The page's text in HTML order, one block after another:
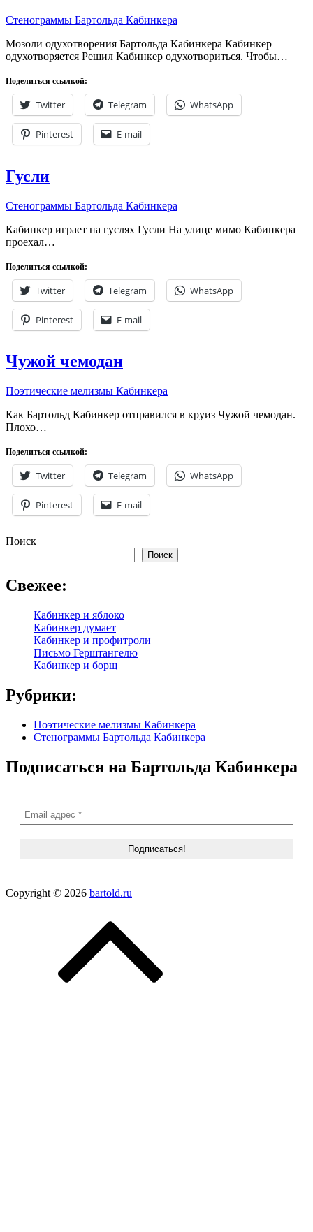
Стенограммы Бартольда Кабинкера
Мозоли одухотворения Бартольда Кабинкера Кабинкер
одухотворяется Решил Кабинкер одухотвориться. Чтобы…
Поделиться ссылкой:
Twitter Telegram WhatsApp
Pinterest E-mail
Гусли
Стенограммы Бартольда Кабинкера
Кабинкер играет на гуслях Гусли На улице мимо Кабинкера
проехал…
Поделиться ссылкой:
Twitter Telegram WhatsApp
Pinterest E-mail
Чужой чемодан
Поэтические мелизмы Кабинкера
Как Бартольд Кабинкер отправился в круиз Чужой чемодан.
Плохо…
Поделиться ссылкой:
Twitter Telegram WhatsApp
Pinterest E-mail
Поиск
Поиск
Свежее:
Кабинкер и яблоко
Кабинкер думает
Кабинкер и профитроли
Письмо Герштангелю
Кабинкер и борщ
Рубрики:
Поэтические мелизмы Кабинкера
Стенограммы Бартольда Кабинкера
Подписаться на Бартольда Кабинкера
Copyright © 2026 bartold.ru